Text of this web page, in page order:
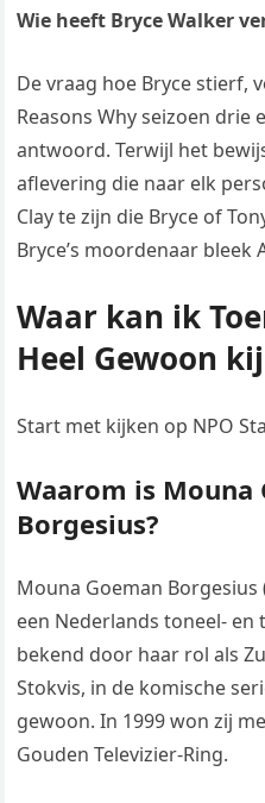
Wie heeft Bryce Walker
De vraag hoe Bryce stierf,
Reasons Why seizoen drie
antwoord. Terwijl het
aflevering die naar elk
Clay te zijn die Bryce of
Bryce’s moordenaar bleek
Waar kan ik
Heel Gewoon
Start met kijken op NPO
Waarom is Mouna
Borgesius?
Mouna Goeman Borgesius
een Nederlands toneel- en
bekend door haar rol als
Stokvis, in de komische
gewoon. In 1999 won zij
Gouden Televizier-Ring.